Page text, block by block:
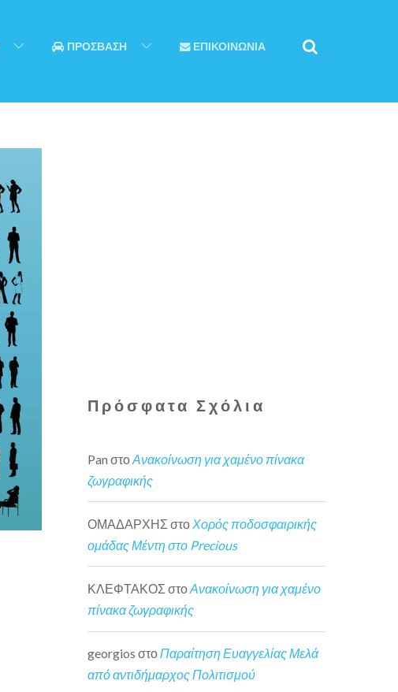
ΠΡΟΣΒΑΣΗ ΕΠΙΚΟΙΝΩΝΙΑ
Πρόσφατα Σχόλια
Pan στοΑνακοίνωση για χαμένο πίνακα
ζωγραφικής
ΟΜΑΔΑΡΧΗΣ στο Χορός ποδοσφαιρικής
ομάδας Μέντη στο Precious
ΚΛΕΦΤΑΚΟΣ στοΑνακοίνωση για χαμένο
πίνακα ζωγραφικής
georgios στοΠαραίτηση Ευαγγελίας Μελά
από αντιδήμαρχος Πολιτισμού